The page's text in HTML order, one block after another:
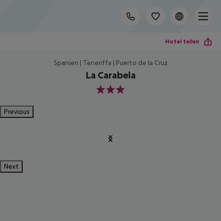
Hotel teilen
Spanien | Teneriffa | Puerto de la Cruz
La Carabela
3
Previous
Next